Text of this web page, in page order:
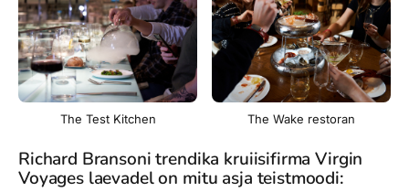
The Test Kitchen The Wake restoran
Richard Bransoni trendika kruiisifirma Virgin
Voyages laevadel on mitu asja teistmoodi: